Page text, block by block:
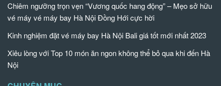
Chiêm ngưỡng trọn vẹn “Vương quốc hang động” – Mẹo sở hữu
vé máy vé máy bay Hà Nội Đồng Hới cực hời
Kinh nghiệm đặt vé máy bay Hà Nội Bali giá tốt mới nhất 2023
Xiêu lòng với Top 10 món ăn ngon không thể bỏ qua khi đến Hà
Nội